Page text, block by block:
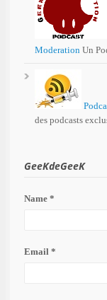
Moderation Un
des podcasts
GeeKdeGeeK
Name *
Email *